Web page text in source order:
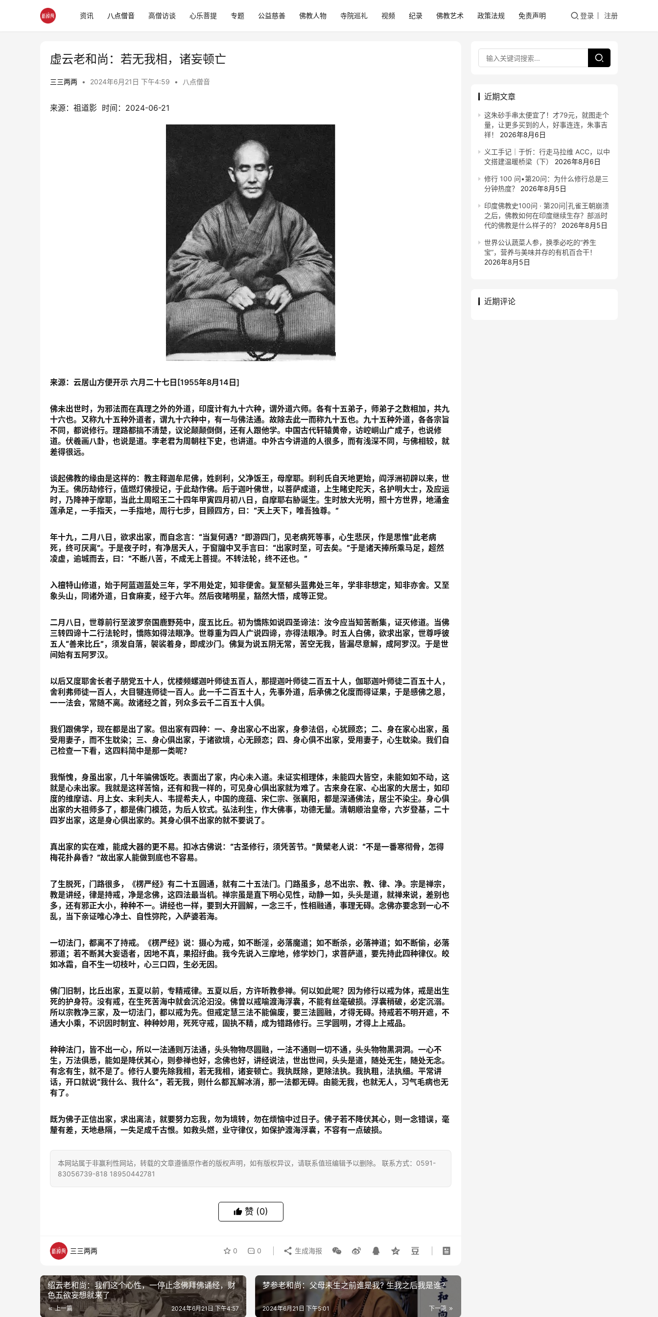
资讯 八点僧音 高僧访谈 心乐菩提 专题 公益慈善 佛教人物 寺院巡礼 视频 纪录 佛教艺术 政策法规 免责声明 登录 注册
虚云老和尚：若无我相，诸妄顿亡
三三两两 • 2024年6月21日 下午4:59 • 八点僧音
来源：祖道影  时间：2024-06-21
来源：云居山方便开示 六月二十七日[1955年8月14日]
佛未出世时，为邪法而在真理之外的外道，印度计有九十六种，谓外道六师。各有十五弟子，师弟子之数相加，共九
十六也。又称九十五种外道者，谓九十六种中，有一与佛法通。故除去此一而称九十五也。九十五种外道，各各宗旨
不同，都说修行。理路都搞不清楚，议论颠颠倒倒，还有人跟他学。中国古代轩辕黄帝，访崆峒山广成子，也说修
道。伏羲画八卦，也说是道。李老君为周朝柱下史，也讲道。中外古今讲道的人很多，而有浅深不同，与佛相较，就
差得很远。
谈起佛教的缘由是这样的：教主释迦牟尼佛，姓刹利，父净饭王，母摩耶。刹利氏自天地更始，阎浮洲初辟以来，世
为王。佛历劫修行，值燃灯佛授记，于此劫作佛。后于迦叶佛世，以菩萨成道，上生睹史陀天，名护明大士，及应运
时，乃降神于摩耶，当此土周昭王二十四年甲寅四月初八日，自摩耶右胁诞生。生时放大光明，照十方世界，地涌金
莲承足，一手指天，一手指地，周行七步，目顾四方，曰：“天上天下，唯吾独尊。”
年十九，二月八日，欲求出家，而自念言：“当复何遇？”即游四门，见老病死等事，心生悲厌，作是思惟“此老病
死，终可厌离”。于是夜子时，有净居天人，于窗牖中叉手言曰：“出家时至，可去矣。”于是诸天捧所乘马足，超然
凌虚，逾城而去，曰：“不断八苦，不成无上菩提。不转法轮，终不还也。”
入檀特山修道，始于阿蓝迦蓝处三年，学不用处定，知非便舍。复至郁头蓝弗处三年，学非非想定，知非亦舍。又至
象头山，同诸外道，日食麻麦，经于六年。然后夜睹明星，豁然大悟，成等正觉。
二月八日，世尊前行至波罗奈国鹿野苑中，度五比丘。初为憍陈如说四圣谛法：汝今应当知苦断集，证灭修道。当佛
三转四谛十二行法轮时，憍陈如得法眼净。世尊重为四人广说四谛，亦得法眼净。时五人白佛，欲求出家，世尊呼彼
五人“善来比丘”，须发自落，袈裟着身，即成沙门。佛复为说五阴无常，苦空无我，皆漏尽意解，成阿罗汉。于是世
间始有五阿罗汉。
以后又度耶舍长者子朋党五十人，优楼频螺迦叶师徒五百人，那提迦叶师徒二百五十人，伽耶迦叶师徒二百五十人，
舍利弗师徒一百人，大目犍连师徒一百人。此一千二百五十人，先事外道，后承佛之化度而得证果，于是感佛之恩，
一一法会，常随不离。故诸经之首，列众多云千二百五十人俱。
我们跟佛学，现在都是出了家。但出家有四种：一、身出家心不出家，身参法侣，心犹顾恋；二、身在家心出家，虽
受用妻子，而不生耽染；三、身心俱出家，于诸欲境，心无顾恋；四、身心俱不出家，受用妻子，心生耽染。我们自
己检查一下看，这四料简中是那一类呢？
我惭愧，身虽出家，几十年骗佛饭吃。表面出了家，内心未入道。未证实相理体，未能四大皆空，未能如如不动，这
就是心未出家。我就是这样苦恼，还有和我一样的，可见身心俱出家就为难了。古来身在家、心出家的大居士，如印
度的维摩诘、月上女、末利夫人、韦提希夫人，中国的庞蕴、宋仁宗、张襄阳，都是深通佛法，居尘不染尘。身心俱
出家的大祖师多了，都是佛门模范，为后人钦式。弘法利生，作大佛事，功德无量。清朝顺治皇帝，六岁登基，二十
四岁出家，这是身心俱出家的。其身心俱不出家的就不要说了。
真出家的实在难，能成大器的更不易。扣冰古佛说：“古圣修行，须凭苦节。”黄檗老人说：“不是一番寒彻骨，怎得
梅花扑鼻香？”故出家人能做到底也不容易。
了生脱死，门路很多，《楞严经》有二十五圆通，就有二十五法门。门路虽多，总不出宗、教、律、净。宗是禅宗，
教是讲经，律是持戒，净是念佛，这四法最当机。禅宗虽是直下明心见性，动静一如，头头是道，就禅来说，差别也
多，还有邪正大小，种种不一。讲经也一样，要到大开圆解，一念三千，性相融通，事理无碍。念佛亦要念到一心不
乱，当下亲证唯心净土、自性弥陀，入萨婆若海。
一切法门，都离不了持戒。《楞严经》说：摄心为戒，如不断淫，必落魔道；如不断杀，必落神道；如不断偷，必落
邪道；若不断其大妄语者，因地不真，果招纡曲。我今先说入三摩地，修学妙门，求菩萨道，要先持此四种律仪。皎
如冰霜，自不生一切枝叶，心三口四，生必无因。
佛门旧制，比丘出家，五夏以前，专精戒律。五夏以后，方许听教参禅。何以如此呢？因为修行以戒为体，戒是出生
死的护身符。没有戒，在生死苦海中就会沉沦汩没。佛曾以戒喻渡海浮囊，不能有丝毫破损。浮囊稍破，必定沉溺。
所以宗教净三家，及一切法门，都以戒为先。但戒定慧三法不能偏废，要三法圆融，才得无碍。持戒若不明开遮，不
通大小乘，不识因时制宜、种种妙用，死死守戒，固执不精，成为错路修行。三学圆明，才得上上戒品。
种种法门，皆不出一心，所以一法通则万法通，头头物物尽圆融，一法不通则一切不通，头头物物黑洞洞。一心不
生，万法俱悉，能如是降伏其心，则参禅也好，念佛也好，讲经说法，世出世间，头头是道，随处无生，随处无念。
有念有生，就不是了。修行人要先除我相，若无我相，诸妄顿亡。我执既除，更除法执。我执粗，法执细。平常讲
话，开口就说“我什么、我什么”，若无我，则什么都瓦解冰消，那一法都无碍。由能无我，也就无人，习气毛病也无
有了。
既为佛子正信出家，求出离法，就要努力忘我，勿为境转，勿在烦恼中过日子。佛子若不降伏其心，则一念错误，毫
釐有差，天地悬隔，一失足成千古恨。如救头燃，业守律仪，如保护渡海浮囊，不容有一点破损。
本网站属于非赢利性网站，转载的文章遵循原作者的版权声明，如有版权异议，请联系值班编辑予以删除。 联系方式：0591-
83056739-818 18950442781
赞 (0)
三三两两 0 0 生成海报
绍云老和尚：我们这个心性，一停止念佛拜佛诵经，财
色五欲妄想就来了
上一篇 2024年6月21日 下午4:57
梦参老和尚：父母未生之前谁是我? 生我之后我是谁?
下一篇
2024年6月21日 下午5:01
近期文章
这朱砂手串太便宜了！才79元，就图走个
量，让更多买到的人，好事连连，朱事吉
祥！
2026年8月6日
义工手记｜于忻：行走马拉维 ACC，以中
文搭建温暖桥梁（下）
2026年8月6日
修行 100 问•第20问：为什么修行总是三
分钟热度？
2026年8月5日
印度佛教史100问 · 第20问|孔雀王朝崩溃
之后，佛教如何在印度继续生存？部派时
代的佛教是什么样子的？
2026年8月5日
世界公认蔬菜人参，换季必吃的“养生
宝”，营养与美味并存的有机百合干！
2026年8月5日
近期评论